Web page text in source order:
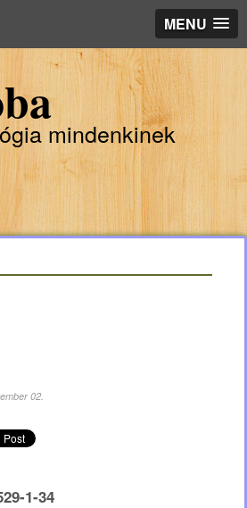
MENU
mindenkinek
02.
1-34